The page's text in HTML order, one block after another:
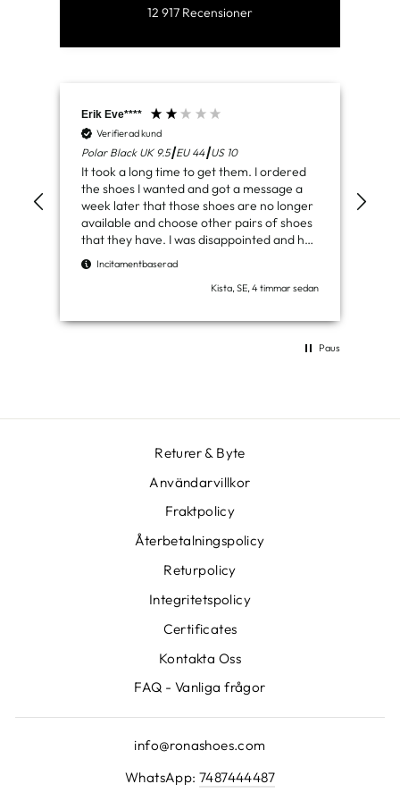
12 917 Recensioner
Erik Eve****
Verifierad kund
Polar Black UK 9.5┃EU 44┃US 10
It took a long time to get them. I ordered
the shoes I wanted and got a message a
week later that those shoes are no longer
available and choose other pairs of shoes
that they have. I was disappointed and had
to wait even longer. If you had the
opportunity to get some money back for
the misconception, I would have had a
am not satisfied with the purchase. I didn't
get what I wanted or an opportunity to get
Incitamentbaserad
Kista, SE, 4 timmar sedan
Paus
Returer & Byte
Användarvillkor
Fraktpolicy
Återbetalningspolicy
Returpolicy
Integritetspolicy
Certificates
Kontakta Oss
FAQ - Vanliga frågor
info@ronashoes.com
WhatsApp: 7487444487